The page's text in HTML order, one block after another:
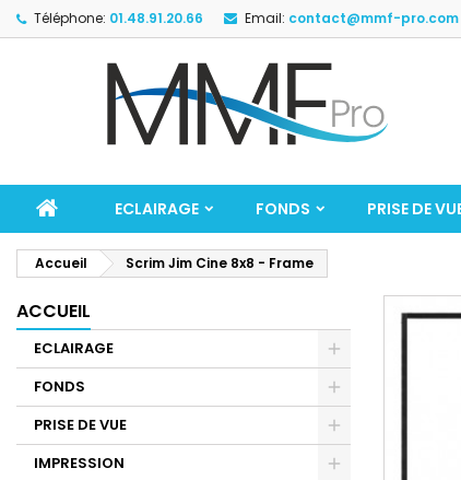
Téléphone: 01.48.91.20.66 Email: contact@mmf-pro.com
ECLAIRAGE FONDS PRISE DE
Accueil Scrim Jim Cine 8x8 - Frame
ACCUEIL
ECLAIRAGE
FONDS
PRISE DE VUE
IMPRESSION